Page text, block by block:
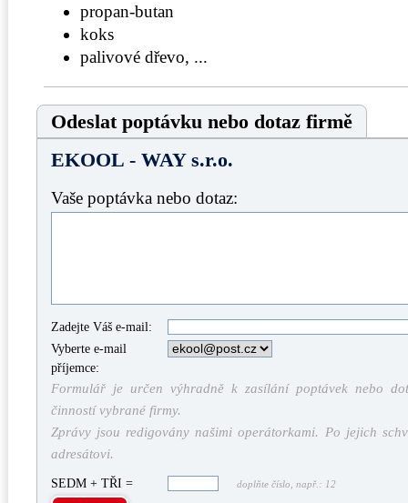
propan-butan
koks
palivové dřevo, ...
Odeslat poptávku nebo dotaz firmě
EKOOL - WAY s.r.o.
Vaše poptávka nebo dotaz:
Zadejte Váš e-mail:
Vyberte e-mail
příjemce:
Formulář je určen výhradně k zasílání poptávek nebo
činností vybrané firmy.
Zprávy jsou redigovány našimi operátorkami. Po jejich
adresátovi.
SEDM + TŘI = doplňte číslo, např.: 12